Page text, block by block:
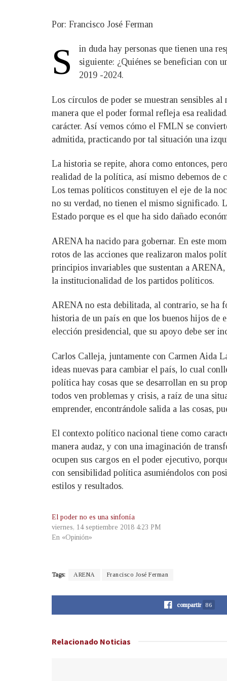
Por: Francisco José Ferman
S
in duda hay personas que tienen una
siguiente: ¿Quiénes se benefician con
2019 -2024.
Los círculos de poder se muestran sensibles
manera que el poder formal refleja esa
carácter. Así vemos cómo el FMLN se
admitida, practicando por tal situación una
La historia se repite, ahora como entonces,
realidad de la política, así mismo debemos de
Los temas políticos constituyen el eje de la
no su verdad, no tienen el mismo significado.
Estado porque es el que ha sido dañado
ARENA ha nacido para gobernar. En este
rotos de las acciones que realizaron malos
principios invariables que sustentan a
la institucionalidad de los partidos políticos.
ARENA no esta debilitada, al contrario, se ha
historia de un país en que los buenos hijos de
elección presidencial, que su apoyo debe ser
Carlos Calleja, juntamente con Carmen Aida
ideas nuevas para cambiar el país, lo cual
política hay cosas que se desarrollan en su
todos ven problemas y crisis, a raíz de una
emprender, encontrándole salida a las cosas,
El contexto político nacional tiene como
manera audaz, y con una imaginación de
ocupen sus cargos en el poder ejecutivo,
con sensibilidad política asumiéndolos con
estilos y resultados.
El poder no es una sinfonía
viernes, 14 septiembre 2018 4:23 PM
En «Opinión»
Tags: ARENA Francisco José Ferman
compartir 86
Relacionado Noticias